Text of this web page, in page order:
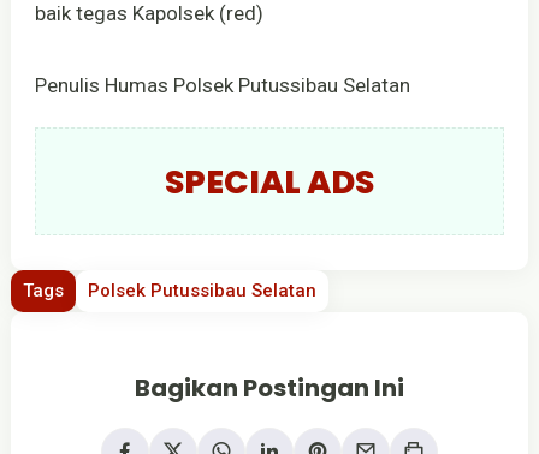
baik tegas Kapolsek (red)
Penulis Humas Polsek Putussibau Selatan
SPECIAL ADS
Tags Polsek Putussibau Selatan
Bagikan Postingan Ini